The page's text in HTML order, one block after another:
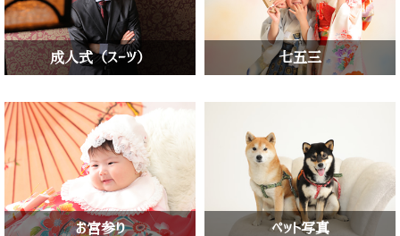
成人式（スーツ） 七五三
お宮参り ペット写真